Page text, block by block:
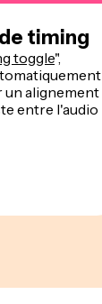
timing
toggle",
un alignement
entre l'audio